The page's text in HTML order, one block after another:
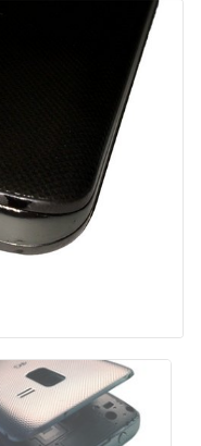
Publier un commentaire